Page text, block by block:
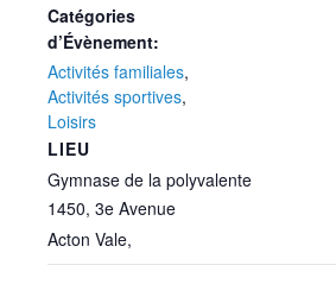
Catégories
d’Évènement:
Activités familiales,
Activités sportives,
Loisirs
LIEU
Gymnase de la polyvalente
1450, 3e Avenue
Acton Vale,